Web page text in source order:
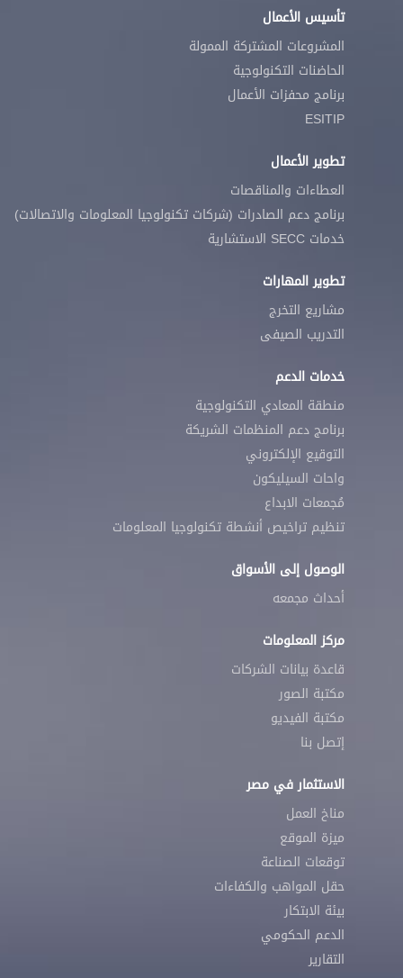
تأسيس الأعمال
المشروعات المشتركة الممولة
الحاضنات التكنولوجية
برنامج محفزات الأعمال
ESITIP
تطوير الأعمال
العطاءات والمناقصات
برنامج دعم الصادرات (شركات تكنولوجيا المعلومات والاتصالات)
خدمات SECC الاستشارية
تطوير المهارات
مشاريع التخرج
التدريب الصيفى
خدمات الدعم
منطقة المعادي التكنولوجية
برنامج دعم المنظمات الشريكة
التوقيع الإلكتروني
واحات السيليكون
مُجمعات الابداع
تنظيم تراخيص أنشطة تكنولوجيا المعلومات
الوصول إلى الأسواق
أحداث مجمعه
مركز المعلومات
قاعدة بيانات الشركات
مكتبة الصور
مكتبة الفيديو
إتصل بنا
الاستثمار في مصر
مناخ العمل
ميزة الموقع
توقعات الصناعة
حقل المواهب والكفاءات
بيئة الابتكار
الدعم الحكومي
التقارير